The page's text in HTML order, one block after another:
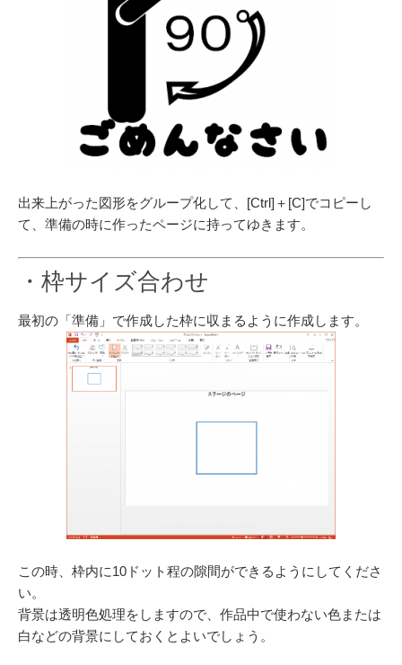
出来上がった図形をグループ化して、[Ctrl]＋[C]でコピーし
て、準備の時に作ったページに持ってゆきます。
・枠サイズ合わせ
最初の「準備」で作成した枠に収まるように作成します。
この時、枠内に10ドット程の隙間ができるようにしてくださ
い。
背景は透明色処理をしますので、作品中で使わない色または
白などの背景にしておくとよいでしょう。